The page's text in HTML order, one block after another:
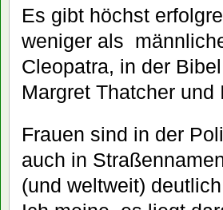
Es gibt höchst
weniger als
Cleopatra, in der
Margret Thatcher
Frauen sind in der
auch in
(und weltweit)